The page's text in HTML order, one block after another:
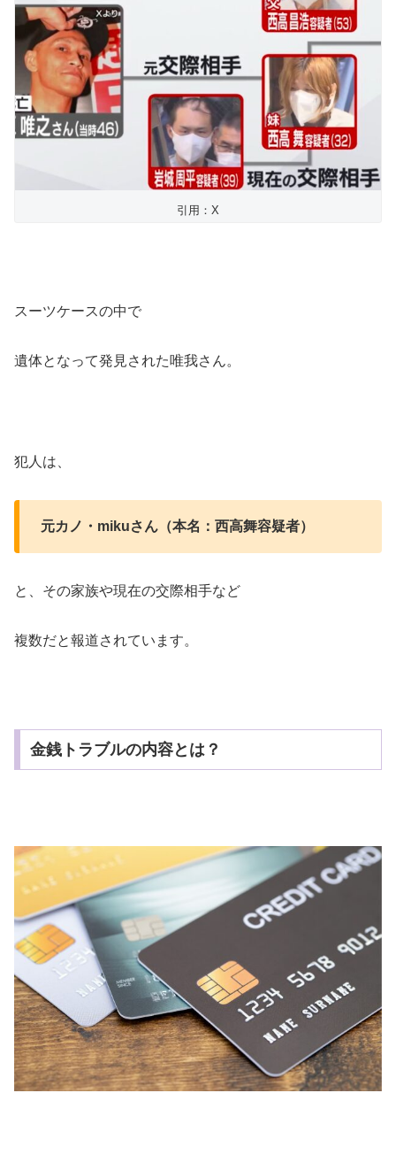
引用：X
スーツケースの中で
遺体となって発見された唯我さん。
犯人は、
元カノ・mikuさん（本名：西高舞容疑者）
と、その家族や現在の交際相手など
複数だと報道されています。
金銭トラブルの内容とは？